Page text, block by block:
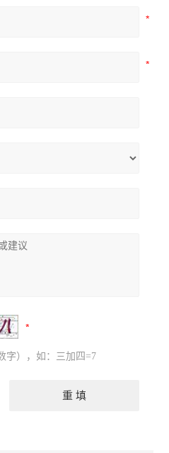
字），如：三加四=7